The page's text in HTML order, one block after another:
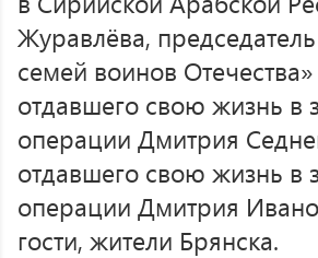
Журавлёва,
семей воинов
отдавшего свою жизнь в
операции Дмитрия
отдавшего свою жизнь в
операции Дмитрия
гости, жители Брянска.